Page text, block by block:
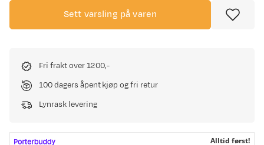
Sett varsling på varen
Fri frakt over 1200,-
100 dagers åpent kjøp og fri retur
Lynrask levering
Alltid først!